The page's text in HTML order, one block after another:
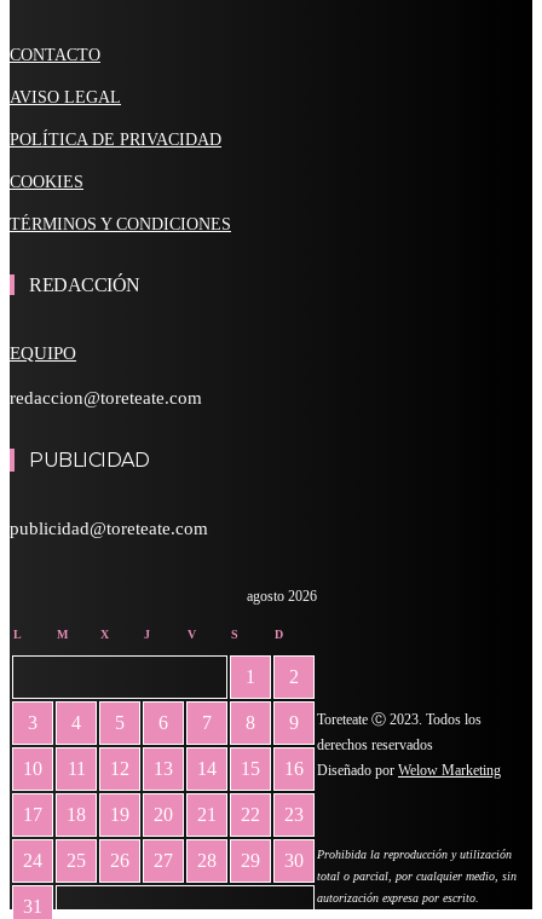
CONTACTO
AVISO LEGAL
POLÍTICA DE PRIVACIDAD
COOKIES
TÉRMINOS Y CONDICIONES
REDACCIÓN
EQUIPO
redaccion@toreteate.com
PUBLICIDAD
publicidad@toreteate.com
agosto 2026
L M X J V S D
1 2
3 4 5 6 7 8 9
10 11 12 13 14 15 16
17 18 19 20 21 22 23
24 25 26 27 28 29 30
31
Toreteate Ⓒ 2023. Todos los
derechos reservados
Diseñado por Welow Marketing
Prohibida la reproducción y utilización
total o parcial, por cualquier medio, sin
autorización expresa por escrito.